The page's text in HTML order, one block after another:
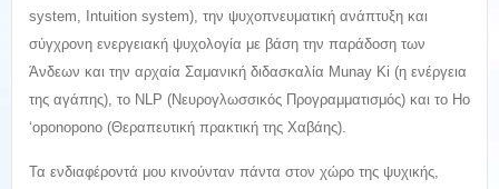
system, Intuition system), την ψυχοπνευματική ανάπτυξη και
σύγχρονη ενεργειακή ψυχολογία με βάση την παράδοση των
Άνδεων και την αρχαία Σαμανική διδασκαλία Munay Ki (η ενέργεια
της αγάπης), το NLP (Νευρογλωσσικός Προγραμματισμός) και το Ho
‘oponopono (Θεραπευτική πρακτική της Χαβάης).
Τα ενδιαφέροντά μου κινούνταν πάντα στον χώρο της ψυχικής,